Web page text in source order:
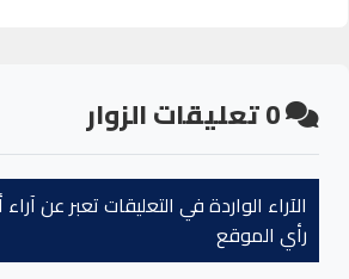
0تعليقات الزوار
الآراء الواردة في التعليقات تعبر عن
رأي الموقع